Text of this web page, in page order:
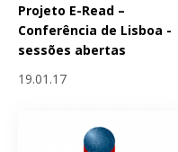
Projeto E-Read –
Conferência de Lisboa -
sessões abertas
19.01.17